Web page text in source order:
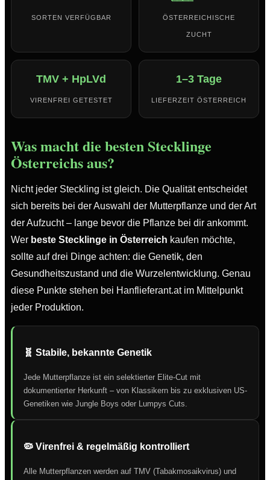
SORTEN VERFÜGBAR ÖSTERREICHISCHE
ZUCHT
TMV + HpLVd
VIRENFREI GETESTET
1–3 Tage
LIEFERZEIT ÖSTERREICH
Was macht die besten Stecklinge
Österreichs aus?
Nicht jeder Steckling ist gleich. Die Qualität entscheidet
sich bereits bei der Auswahl der Mutterpflanze und der Art
der Aufzucht – lange bevor die Pflanze bei dir ankommt.
Wer beste Stecklinge in Österreich kaufen möchte,
sollte auf drei Dinge achten: die Genetik, den
Gesundheitszustand und die Wurzelentwicklung. Genau
diese Punkte stehen bei Hanflieferant.at im Mittelpunkt
jeder Produktion.
🧬 Stabile, bekannte Genetik
Jede Mutterpflanze ist ein selektierter Elite-Cut mit
dokumentierter Herkunft – von Klassikern bis zu exklusiven US-
Genetiken wie Jungle Boys oder Lumpys Cuts.
🦠 Virenfrei & regelmäßig kontrolliert
Alle Mutterpflanzen werden auf TMV (Tabakmosaikvirus) und